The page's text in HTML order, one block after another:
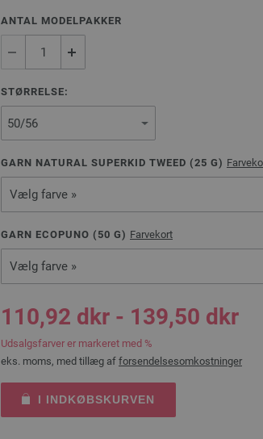
ANTAL MODELPAKKER
STØRRELSE:
GARN NATURAL SUPERKID TWEED (25 G)
Vælg farve »
GARN ECOPUNO ( 50 G) Farvekort
Vælg farve »
110,92 dkr - 139,50 dkr
Udsalgsfarver er markeret med %
eks. moms, med tillæg af forsendelsesomkostninger
I INDKØBSKURVEN